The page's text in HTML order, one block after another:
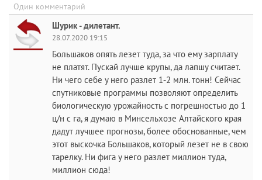
Один комментарий
Шурик - дилетант.
28.07.2020 19:15
Большаков опять лезет туда, за что ему зарплату
не платят. Пускай лучше крупы, да лапшу считает.
Ни чего себе у него разлет 1-2 млн. тонн! Сейчас
спутниковые программы позволяют определить
биологическую урожайность с погрешностью до 1
ц/н с га, я думаю в Минсельхозе Алтайского края
дадут лучшее прогнозы, более обоснованные, чем
этот выскочка Большаков, который лезет не в свою
тарелку. Ни фига у него разлет миллион туда,
миллион сюда!